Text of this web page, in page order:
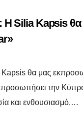
Silia Kapsis
θα μας
την
και ενθουσιασμό,…